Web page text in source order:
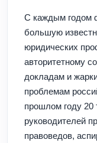
С каждым годом
большую
юридических
авторитетному
докладам и
проблемам
прошлом году 20
руководителей
правоведов,